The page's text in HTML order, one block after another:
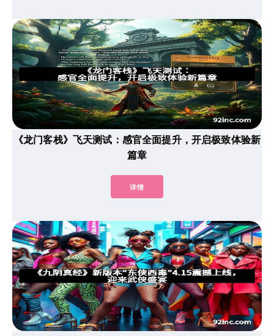
《龙门客栈》飞天测试：感官全面提升，开启极致体验新
篇章
详情